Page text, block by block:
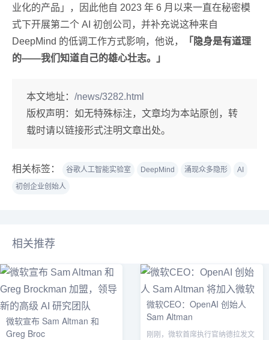
业化的产品」，因此他自 2023 年 6 月以来一直在秘密模
式下开展第二个 AI 初创公司，并补充说这种来自
DeepMind 的低调工作方式影响，他说，
「隐身是有道理
的——我们知道自己的雄心壮志。」
本文地址： /news/3282.html
版权声明： 如无特殊标注，文章均为本站原创，转
载时请以链接形式注明文章出处。
相关标签： 谷歌人工智能实验室 DeepMind 涌现众多隐形
AI
初创企业创始人
相关推荐
微软宣布 Sam Altman 和
Greg Broc
微软CEO：OpenAI 创始人
Sam Altman
刚刚，微软首席执行官纳德拉发文